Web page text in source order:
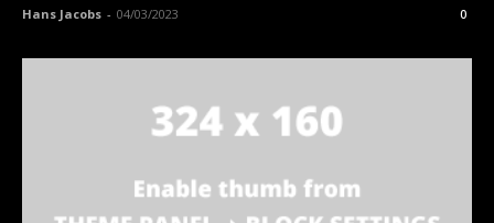
Hans Jacobs - 04/03/2023 0